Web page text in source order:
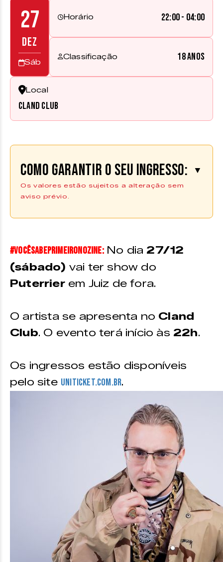
27
DEZ
Sáb
Horário 22:00 - 04:00
Classificação 18 anos
Local
Cland Club
Como garantir o seu ingresso: ▼
Os valores estão sujeitos a alteração sem
aviso prévio.
#VocêSabePrimeiroNoZINE:No dia 27/12
(sábado) vai ter show do
Puterrierem Juiz de fora.
O artista se apresenta no Cland
Club. O evento terá início às 22h.
Os ingressos estão disponíveis
pelo site uniticket.com.br.